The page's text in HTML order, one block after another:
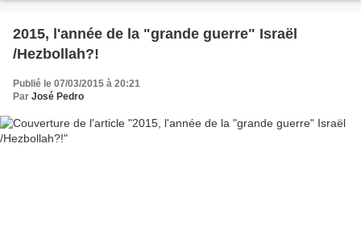
2015, l'année de la "grande guerre" Israël
/Hezbollah?!
Publié le 07/03/2015 à 20:21
Par José Pedro